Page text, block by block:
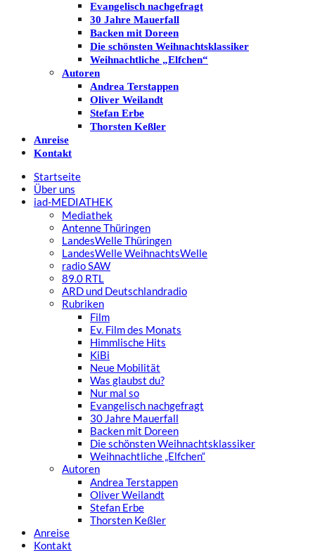
Evangelisch nachgefragt
30 Jahre Mauerfall
Backen mit Doreen
Die schönsten Weihnachtsklassiker
Weihnachtliche „Elfchen“
Autoren
Andrea Terstappen
Oliver Weilandt
Stefan Erbe
Thorsten Keßler
Anreise
Kontakt
Startseite
Über uns
iad-MEDIATHEK
Mediathek
Antenne Thüringen
LandesWelle Thüringen
LandesWelle WeihnachtsWelle
radio SAW
89.0 RTL
ARD und Deutschlandradio
Rubriken
Film
Ev. Film des Monats
Himmlische Hits
KiBi
Neue Mobilität
Was glaubst du?
Nur mal so
Evangelisch nachgefragt
30 Jahre Mauerfall
Backen mit Doreen
Die schönsten Weihnachtsklassiker
Weihnachtliche „Elfchen“
Autoren
Andrea Terstappen
Oliver Weilandt
Stefan Erbe
Thorsten Keßler
Anreise
Kontakt